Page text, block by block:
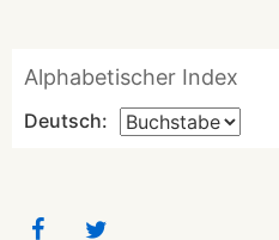
Alphabetischer Index
Deutsch: